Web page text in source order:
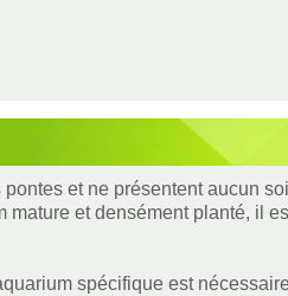
et ne présentent aucun
et densément planté, il
spécifique est